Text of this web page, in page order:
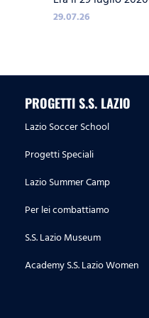
29.07.26
PROGETTI S.S. LAZIO
Lazio Soccer School
Progetti Speciali
Lazio Summer Camp
Per lei combattiamo
S.S. Lazio Museum
Academy S.S. Lazio Women